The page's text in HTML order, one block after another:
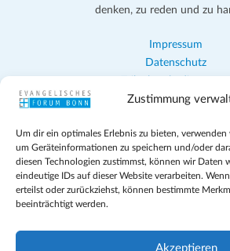
Zustimmung
Um dir ein optimales Erlebnis zu bieten,
um Geräteinformationen zu speichern und/oder
diesen Technologien zustimmst, können wir Daten
eindeutige IDs auf dieser Website verarbeiten.
erteilst oder zurückziehst, können bestimmte
beeinträchtigt werden.
Akzeptieren
denken, zu reden und zu
Impressum
Datenschutz
Evangelische Kirche in
Geschäftsbedingungen